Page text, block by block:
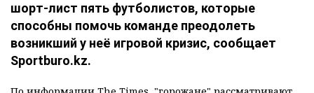
шорт-лист пять футболистов, которые
способны помочь команде преодолеть
возникший у неё игровой кризис, сообщает
Sportburo.kz.